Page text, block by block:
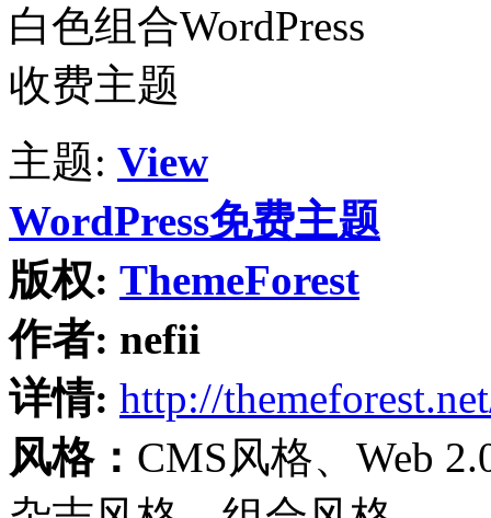
主题: View
WordPress免费主题
版权: ThemeForest
作者: nefii
详情: http://
风格： CMS风格、Web